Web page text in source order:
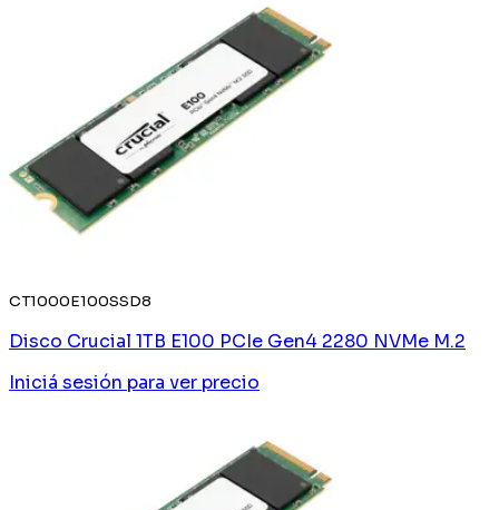
CT1000E100SSD8
Disco Crucial 1TB E100 PCIe Gen4 2280 NVMe M.2
Iniciá sesión para ver precio